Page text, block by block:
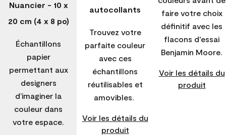
Nuancier - 10 x
20 cm (4 x 8 po)
Échantillons
papier
permettant aux
designers
d’imaginer la
couleur dans
votre espace.
autocollants
Trouvez votre
parfaite couleur
avec ces
échantillons
réutilisables et
amovibles.
Voir les détails du
produit
faire votre choix
définitif avec les
flacons d'essai
Benjamin Moore.
Voir les détails du
produit